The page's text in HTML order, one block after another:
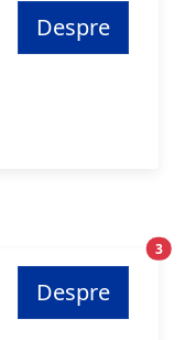
Despre
3
Despre